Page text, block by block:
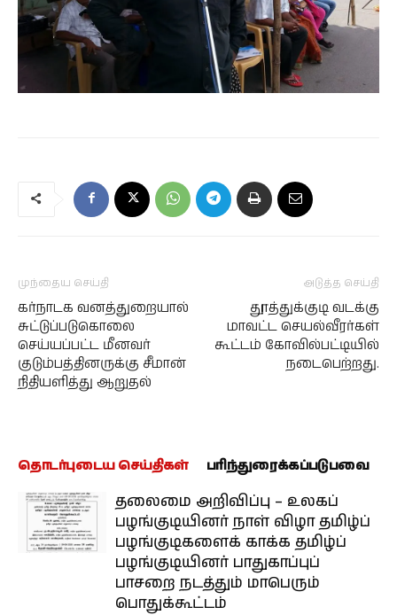
முந்தைய செய்தி
கர்நாடக வனத்துறையால்
சுட்டுப்படுகொலை
செய்யப்பட்ட மீனவர்
குடும்பத்தினருக்கு சீமான்
நிதியளித்து ஆறுதல்
அடுத்த செய்தி
தூத்துக்குடி வடக்கு
மாவட்ட செயல்வீரர்கள்
கூட்டம் கோவில்பட்டியில்
நடைபெற்றது.
தொடர்புடைய செய்திகள் பரிந்துரைக்கப்படுபவை
தலைமை அறிவிப்பு – உலகப்
பழங்குடியினர் நாள் விழா தமிழ்ப்
பழங்குடிகளைக் காக்க தமிழ்ப்
பழங்குடியினர் பாதுகாப்புப்
பாசறை நடத்தும் மாபெரும்
பொதுக்கூட்டம்